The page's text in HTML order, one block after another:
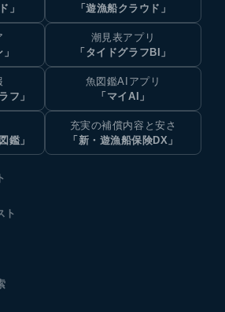
」
「遊漁船クラウド」
潮見表アプリ
「タイドグラフBI」
フ」
魚図鑑AIアプリ
「マイAI」
鑑」
充実の補償内容と安さ
「新・遊漁船保険DX」
ト